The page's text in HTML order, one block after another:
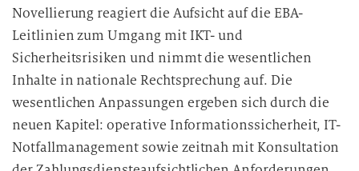
Novellierung reagiert die Aufsicht auf die EBA-
Leitlinien zum Umgang mit IKT- und
Sicherheitsrisiken und nimmt die wesentlichen
Inhalte in nationale Rechtsprechung auf. Die
wesentlichen Anpassungen ergeben sich durch die
neuen Kapitel: operative Informationssicherheit, IT-
Notfallmanagement sowie zeitnah mit Konsultation